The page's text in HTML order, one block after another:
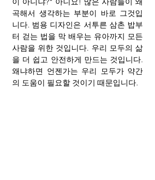
곡해서 생각하는 부분이 바로 그것입
니다. 범용 디자인은 서투른 삼촌 밥부
터 걷는 법을 막 배우는 유아까지 모든
사람을 위한 것입니다. 우리 모두의 삶
을 더 쉽고 안전하게 만드는 것입니다.
왜냐하면 언젠가는 우리 모두가 약간
의 도움이 필요할 것이기 때문입니다.